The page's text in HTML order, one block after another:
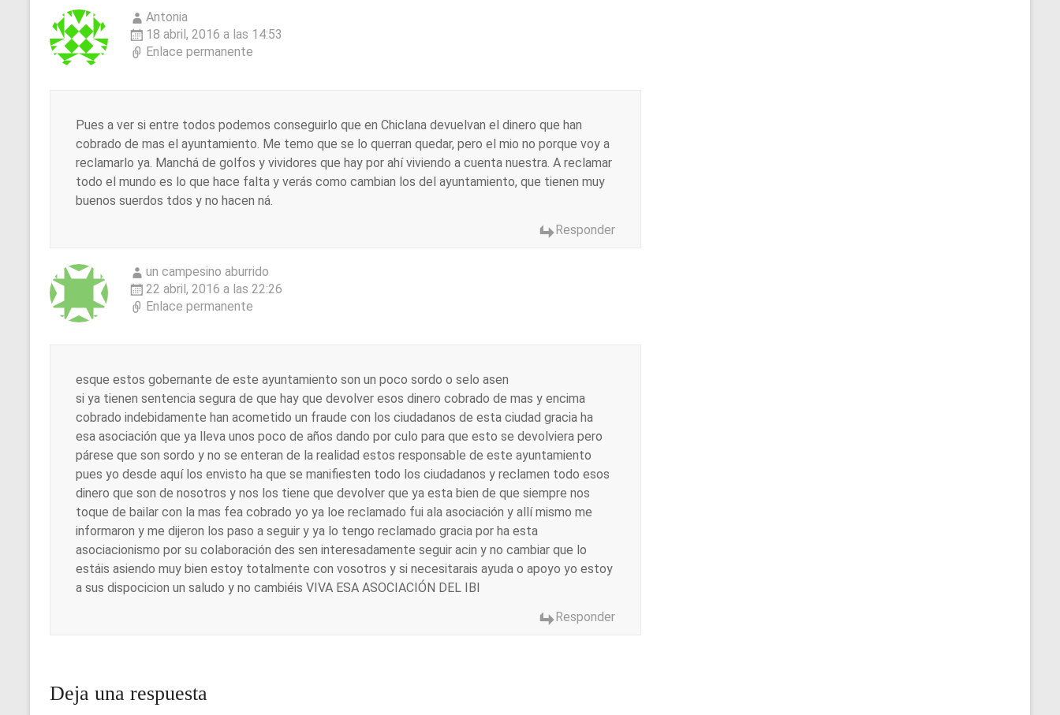
Antonia
18 abril, 2016 a las 14:53
Enlace permanente
Pues a ver si entre todos podemos conseguirlo que en Chiclana devuelvan el dinero que han
cobrado de mas el ayuntamiento. Me temo que se lo querran quedar, pero el mio no porque voy a
reclamarlo ya. Manchá de golfos y vividores que hay por ahí viviendo a cuenta nuestra. A reclamar
todo el mundo es lo que hace falta y verás como cambian los del ayuntamiento, que tienen muy
buenos suerdos tdos y no hacen ná.
Responder
un campesino aburrido
22 abril, 2016 a las 22:26
Enlace permanente
esque estos gobernante de este ayuntamiento son un poco sordo o selo asen
si ya tienen sentencia segura de que hay que devolver esos dinero cobrado de mas y encima
cobrado indebidamente han acometido un fraude con los ciudadanos de esta ciudad gracia ha
esa asociación que ya lleva unos poco de años dando por culo para que esto se devolviera pero
párese que son sordo y no se enteran de la realidad estos responsable de este ayuntamiento
pues yo desde aquí los envisto ha que se manifiesten todo los ciudadanos y reclamen todo esos
dinero que son de nosotros y nos los tiene que devolver que ya esta bien de que siempre nos
toque de bailar con la mas fea cobrado yo ya loe reclamado fui ala asociación y allí mismo me
informaron y me dijeron los paso a seguir y ya lo tengo reclamado gracia por ha esta
asociacionismo por su colaboración des sen interesadamente seguir acin y no cambiar que lo
estáis asiendo muy bien estoy totalmente con vosotros y si necesitarais ayuda o apoyo yo estoy
a sus dispocicion un saludo y no cambiéis VIVA ESA ASOCIACIÓN DEL IBI
Responder
Deja una respuesta